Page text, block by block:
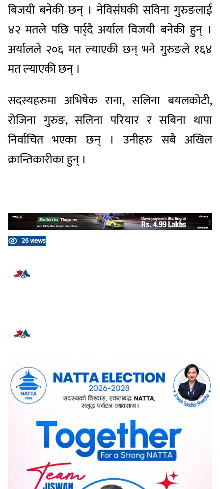
बिजयी बनेकी छन् । नेविसंघकी सविना गुरुङलाई
४२ मतले पछि पार्र्दै अर्याल विजयी बनेकी हुन् ।
अर्यालले २०६ मत ल्याएकी छन् भने गुरुङले १६४
मत ल्याएकी छन् ।
सदस्यहरुमा अभिषेक राना, सलिना बयलकोटी,
रोजिना गुरुङ, सलिना परियार र सबिना थापा
निर्वाचित भएका छन् । उनीहरु सबै अखिल
क्रान्तिकारीका हुन् ।
26 views